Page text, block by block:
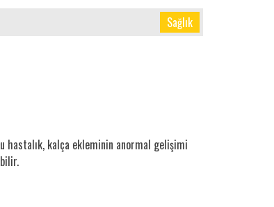
Sağlık
hastalık, kalça ekleminin anormal gelişimi